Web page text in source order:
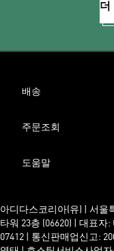
더
배송
주문조회
도움말
아디다스코리아(유) | 서울
타워 23층 (06620) | 대표
07412 | 통신판매업신고: